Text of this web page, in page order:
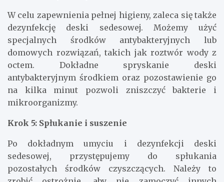
W celu zapewnienia pełnej higieny, zaleca się także
dezynfekcję deski sedesowej. Możemy użyć
specjalnych środków antybakteryjnych lub
domowych rozwiązań, takich jak roztwór wody z
octem. Dokładne spryskanie deski
antybakteryjnym środkiem oraz pozostawienie go
na kilka minut pozwoli zniszczyć bakterie i
mikroorganizmy.
Krok 5: Spłukanie i suszenie
Po dokładnym umyciu i dezynfekcji deski
sedesowej, przystępujemy do spłukania
pozostałych środków czyszczących. Należy to